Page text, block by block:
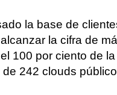
la base de
la cifra de
100 por ciento de
de 242 clouds